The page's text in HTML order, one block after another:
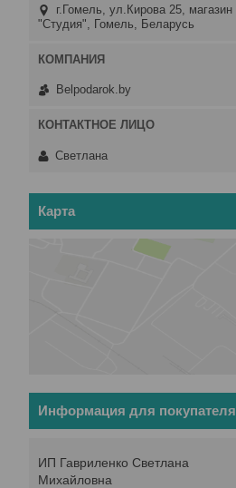
г.Гомель, ул.Кирова 25, магазин
"Студия", Гомель, Беларусь
Belpodarok.by
Светлана
Карта
Информация для покупателя
ИП Гавриленко Светлана
Михайловна